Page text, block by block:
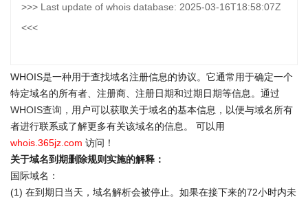
>>> Last update of whois database: 2025-03-16T18:58:07Z
<<<
WHOIS是一种用于查找域名注册信息的协议。它通常用于确定一个
特定域名的所有者、注册商、注册日期和过期日期等信息。通过
WHOIS查询 ，用户可以获取关于域名的基本信息，以便与域名所有
者进行联系或了解更多有关该域名的信息。 可以用
whois.365jz.com 访问！
关于域名到期删除规则实施的解释：
国际域名：
(1) 在到期日当天，域名解析会被停止。如果在接下来的72小时内未